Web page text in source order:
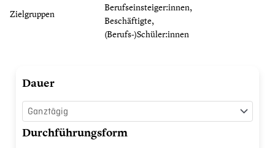
Zielgruppen
Berufseinsteiger:innen,
Beschäftigte,
(Berufs-)Schüler:innen
Dauer
Durchführungsform
Achtsamkeit
Menge